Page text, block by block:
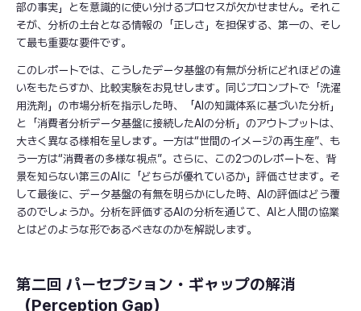
部の事実」とを意識的に使い分けるプロセスが欠かせません。それこ
そが、分析の土台となる情報の「正しさ」を担保する、第一の、そし
て最も重要な要件です。
このレポートでは、こうしたデータ基盤の有無が分析にどれほどの違
いをもたらすか、比較実験をお見せします。同じプロンプトで「洗濯
用洗剤」の市場分析を指示した時、「AIの知識体系に基づいた分析」
と「消費者分析データ基盤に接続したAIの分析」のアウトプットは、
大きく異なる様相を呈します。一方は“世間のイメージの再生産”、も
う一方は“消費者の多様な視点”。さらに、この2つのレポートを、背
景を知らない第三のAIに「どちらが優れているか」評価させます。そ
して最後に、データ基盤の有無を明らかにした時、AIの評価はどう覆
るのでしょうか。分析を評価するAIの分析を通じて、AIと人間の協業
とはどのような形であるべきなのかを解説します。
第二回 パーセプション・ギャップの解消
（Perception Gap）